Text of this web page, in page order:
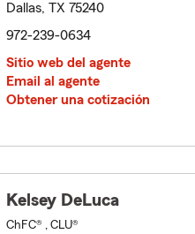
Dallas, TX 75240
972-239-0634
Sitio web del agente
Email al agente
Obtener una cotización
Kelsey DeLuca
ChFC® , CLU®